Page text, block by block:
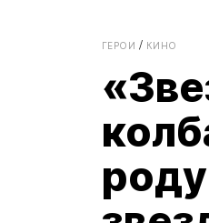
ГЕРОИ КИНО